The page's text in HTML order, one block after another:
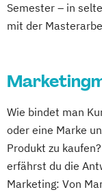
Semester – in
mit der
Wie bindet man
oder eine Marke
Produkt zu
erfährst du die
Marketing: Von